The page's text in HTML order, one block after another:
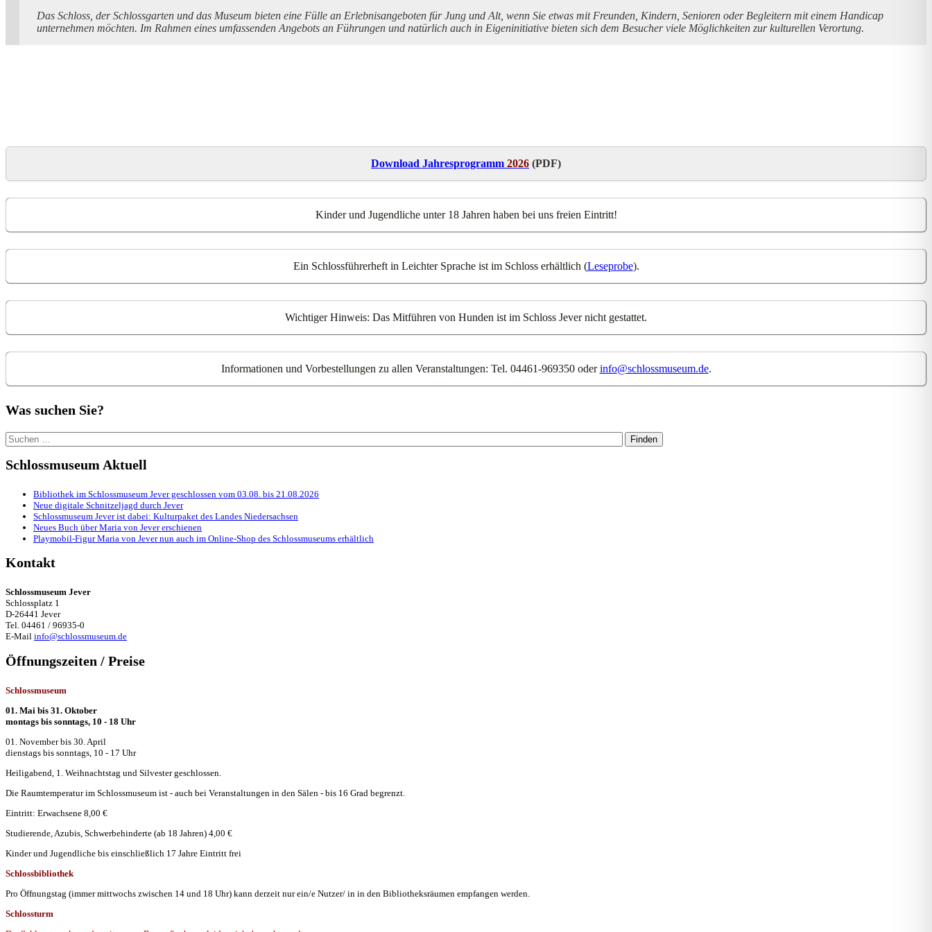
Das Schloss, der Schlossgarten und das Museum bieten eine Fülle an Erlebnisangeboten für Jung und Alt, wenn Sie etwas mit Freunden, Kindern, Senioren oder Begleitern mit einem Handicap
unternehmen möchten. Im Rahmen eines umfassenden Angebots an Führungen und natürlich auch in Eigeninitiative bieten sich dem Besucher viele Möglichkeiten zur kulturellen Verortung.
Download Jahresprogramm 2026 (PDF)
Kinder und Jugendliche unter 18 Jahren haben bei uns freien Eintritt!
Ein Schlossführerheft in Leichter Sprache ist im Schloss erhältlich (Leseprobe).
Wichtiger Hinweis: Das Mitführen von Hunden ist im Schloss Jever nicht gestattet.
Informationen und Vorbestellungen zu allen Veranstaltungen: Tel. 04461-969350 oderinfo@schlossmuseum.de.
Was suchen Sie?
Suchen
nach:
Schlossmuseum Aktuell
Bibliothek im Schlossmuseum Jever geschlossen vom 03.08. bis 21.08.2026
Neue digitale Schnitzeljagd durch Jever
Schlossmuseum Jever ist dabei: Kulturpaket des Landes Niedersachsen
Neues Buch über Maria von Jever erschienen
Playmobil-Figur Maria von Jever nun auch im Online-Shop des Schlossmuseums erhältlich
Kontakt
Schlossmuseum Jever
Schlossplatz 1
D-26441 Jever
Tel. 04461 / 96935-0
E-Mail info@schlossmuseum.de
Öffnungszeiten / Preise
Schlossmuseum
01. Mai bis 31. Oktober
montags bis sonntags, 10 - 18 Uhr
01. November bis 30. April
dienstags bis sonntags, 10 - 17 Uhr
Heiligabend, 1. Weihnachtstag und Silvester geschlossen.
Die Raumtemperatur im Schlossmuseum ist - auch bei Veranstaltungen in den Sälen - bis 16 Grad begrenzt.
Eintritt: Erwachsene 8,00 €
Studierende, Azubis, Schwerbehinderte (ab 18 Jahren) 4,00 €
Kinder und Jugendliche bis einschließlich 17 Jahre Eintritt frei
Schlossbibliothek
Pro Öffnungstag (immer mittwochs zwischen 14 und 18 Uhr) kann derzeit nur ein/e Nutzer/ in in den Bibliotheksräumen empfangen werden.
Schlossturm